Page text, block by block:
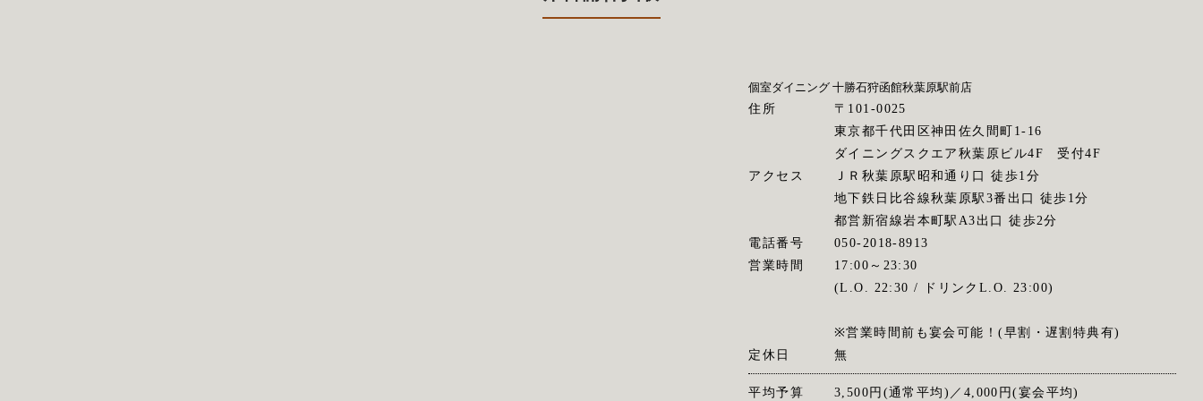
個室ダイニング 十勝石狩函館秋葉原駅前店
住所
〒101-0025
東京都千代田区神田佐久間町1-16
ダイニングスクエア秋葉原ビル4F 受付4F
アクセス
ＪＲ秋葉原駅昭和通り口 徒歩1分
地下鉄日比谷線秋葉原駅3番出口 徒歩1分
都営新宿線岩本町駅A3出口 徒歩2分
電話番号
050-2018-8913
営業時間
17:00～23:30
(L.O. 22:30 / ドリンクL.O. 23:00)
※営業時間前も宴会可能！(早割・遅割特典有)
定休日
無
平均予算 3,500円(通常平均)／4,000円(宴会平均)